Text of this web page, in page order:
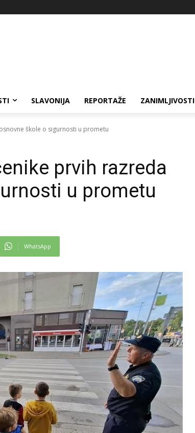
SLAVONIJA REPORTAŽE ZANIMLJIVOSTI
škole o sigurnosti u prometu
prvih razreda
u prometu
WhatsApp